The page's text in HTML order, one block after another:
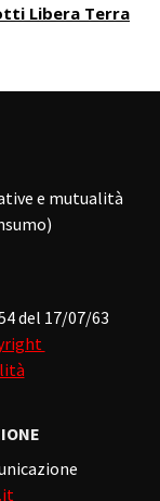
Libera Terra
e mutualità
del 17/07/63